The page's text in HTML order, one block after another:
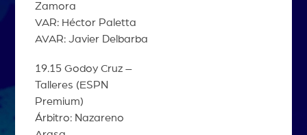
Zamora
VAR: Héctor Paletta
AVAR: Javier Delbarba
19.15 Godoy Cruz –
Talleres (ESPN
Premium)
Árbitro: Nazareno